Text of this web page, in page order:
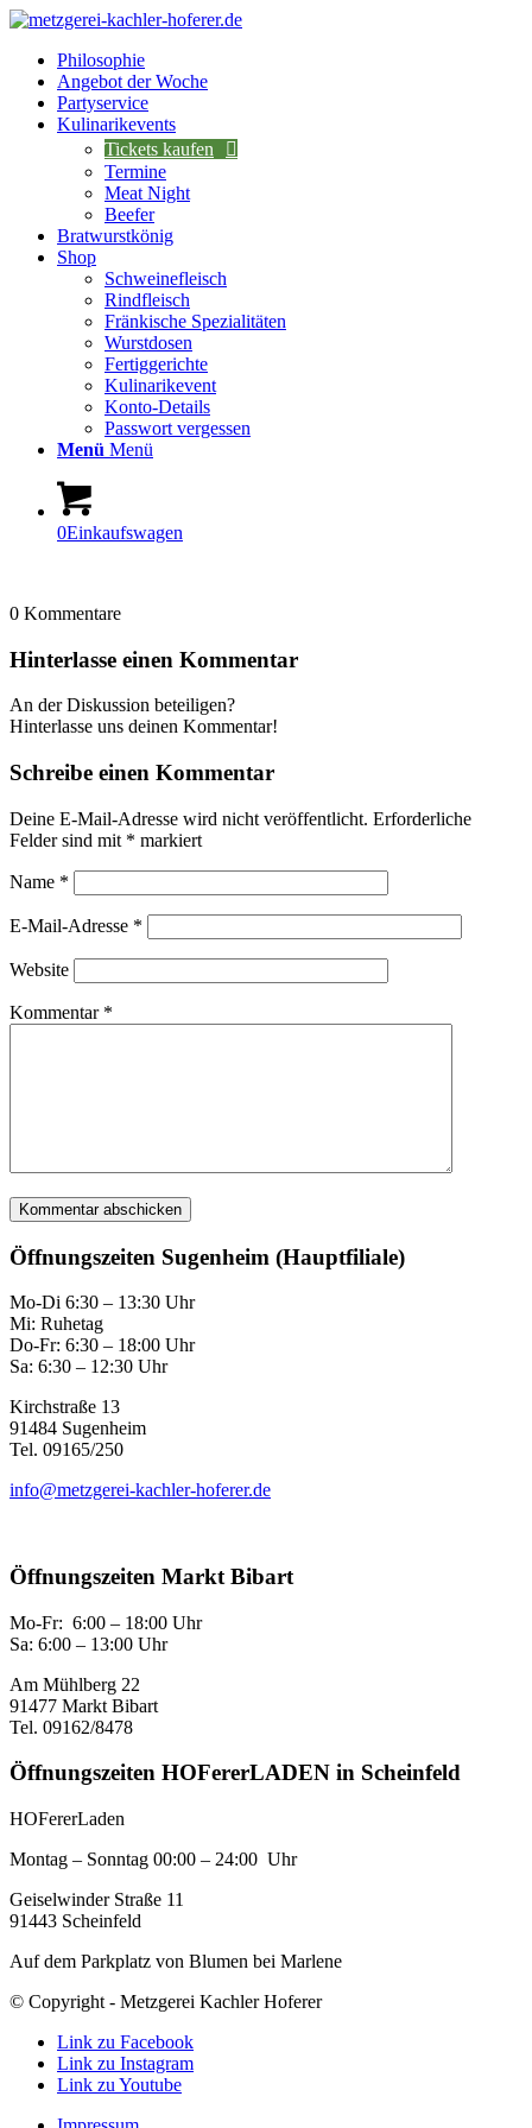
Philosophie
Angebot der Woche
Partyservice
Kulinarikevents
Tickets kaufen
Termine
Meat Night
Beefer
Bratwurstkönig
Shop
Schweinefleisch
Rindfleisch
Fränkische Spezialitäten
Wurstdosen
Fertiggerichte
Kulinarikevent
Konto-Details
Passwort vergessen
Menü Menü
0Einkaufswagen
0 Kommentare
Hinterlasse einen Kommentar
An der Diskussion beteiligen?
Hinterlasse uns deinen Kommentar!
Schreibe einen Kommentar
Deine E-Mail-Adresse wird nicht veröffentlicht. Erforderliche
Felder sind mit * markiert
Name *
E-Mail-Adresse *
Website
Kommentar *
Öffnungszeiten Sugenheim (Hauptfiliale)
Mo-Di 6:30 – 13:30 Uhr
Mi: Ruhetag
Do-Fr: 6:30 – 18:00 Uhr
Sa: 6:30 – 12:30 Uhr
Kirchstraße 13
91484 Sugenheim
Tel. 09165/250
info@metzgerei-kachler-hoferer.de
Öffnungszeiten Markt Bibart
Mo-Fr: 6:00 – 18:00 Uhr
Sa: 6:00 – 13:00 Uhr
Am Mühlberg 22
91477 Markt Bibart
Tel. 09162/8478
Öffnungszeiten HOFererLADEN in Scheinfeld
HOFererLaden
Montag – Sonntag 00:00 – 24:00 Uhr
Geiselwinder Straße 11
91443 Scheinfeld
Auf dem Parkplatz von Blumen bei Marlene
© Copyright - Metzgerei Kachler Hoferer
Link zu Facebook
Link zu Instagram
Link zu Youtube